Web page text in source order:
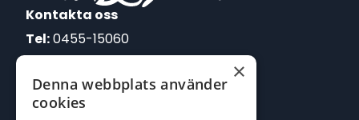
Kontakta oss
Tel:0455-15060
E-post:
johan@batofiske.se
×
Denna webbplats använder
cookies